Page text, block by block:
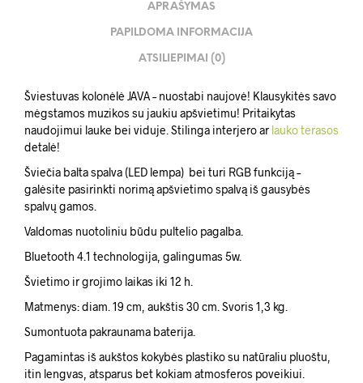
APRAŠYMAS
PAPILDOMA INFORMACIJA
ATSILIEPIMAI (0)
Šviestuvas kolonėlė JAVA – nuostabi naujovė! Klausykitės savo
mėgstamos muzikos su jaukiu apšvietimu! Pritaikytas
naudojimui lauke bei viduje. Stilinga interjero ar lauko terasos
detalė!
Šviečia balta spalva (LED lempa) bei turi RGB funkciją –
galėsite pasirinkti norimą apšvietimo spalvą iš gausybės
spalvų gamos.
Valdomas nuotoliniu būdu pultelio pagalba.
Bluetooth 4.1 technologija, galingumas 5w.
Švietimo ir grojimo laikas iki 12 h.
Matmenys: diam. 19 cm, aukštis 30 cm. Svoris 1,3 kg.
Sumontuota pakraunama baterija.
Pagamintas iš aukštos kokybės plastiko su natūraliu pluoštu,
itin lengvas, atsparus bet kokiam atmosferos poveikiui.